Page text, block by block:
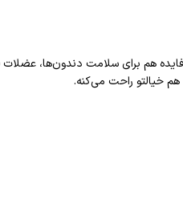
هم برای سلامت دندون‌ها،
خیالتو راحت می‌کنه.